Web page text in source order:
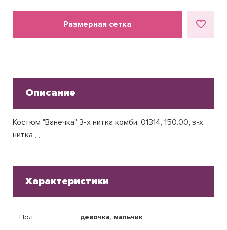
Размерная сетка
Описание
Костюм "Ванечка" 3-х нитка комби, 01314, 150.00, з-х
нитка , ,
Характеристики
Пол девочка, мальчик